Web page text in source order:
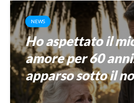
NEWS
Ho aspettato il
amore per 60
apparso sotto il